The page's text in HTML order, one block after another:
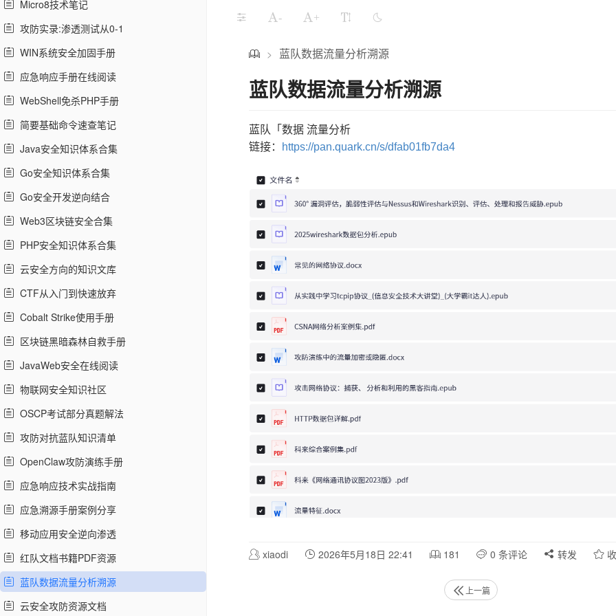
Micro8技术笔记
攻防实录:渗透测试从0-1
WIN系统安全加固手册
应急响应手册在线阅读
WebShell免杀PHP手册
简要基础命令速查笔记
Java安全知识体系合集
Go安全知识体系合集
Go安全开发逆向结合
Web3区块链安全合集
PHP安全知识体系合集
云安全方向的知识文库
CTF从入门到快速放弃
Cobalt Strike使用手册
区块链黑暗森林自救手册
JavaWeb安全在线阅读
物联网安全知识社区
OSCP考试部分真题解法
攻防对抗蓝队知识清单
OpenClaw攻防演练手册
应急响应技术实战指南
应急溯源手册案例分享
移动应用安全逆向渗透
红队文档书籍PDF资源
蓝队数据流量分析溯源
云安全攻防资源文档
- +
> 蓝队数据流量分析溯源
蓝队数据流量分析溯源
蓝队「数据 流量分析
链接：
https://pan.quark.cn/s/dfab01fb7da4
xiaodi 2026年5月18日 22:41 181 0 条评论 转发
上一篇